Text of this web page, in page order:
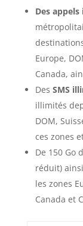
Des
Europe,
Canada,
Des SMS
illimités
DOM,
ces zones
De 150 Go
réduit)
les zones
Canada et